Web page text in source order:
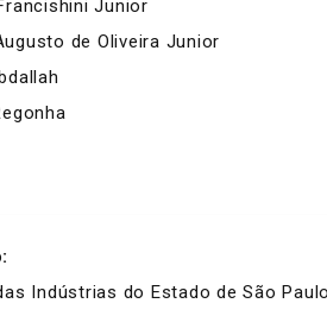
Junior
de Oliveira Junior
Indústrias do Estado de São Paulo